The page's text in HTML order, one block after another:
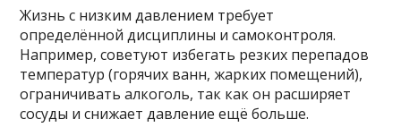
Жизнь с низким давлением требует
определённой дисциплины и самоконтроля.
Например, советуют избегать резких перепадов
температур (горячих ванн, жарких помещений),
ограничивать алкоголь, так как он расширяет
сосуды и снижает давление ещё больше.